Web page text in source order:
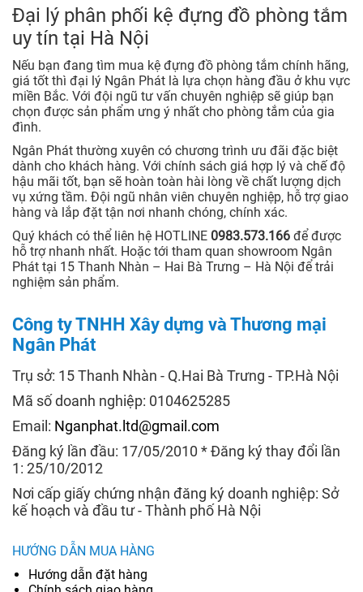
Đại lý phân phối kệ đựng đồ phòng tắm
uy tín tại Hà Nội
Nếu bạn đang tìm mua kệ đựng đồ phòng tắm chính hãng,
giá tốt thì đại lý Ngân Phát là lựa chọn hàng đầu ở khu vực
miền Bắc. Với đội ngũ tư vấn chuyên nghiệp sẽ giúp bạn
chọn được sản phẩm ưng ý nhất cho phòng tắm của gia
đình.
Ngân Phát thường xuyên có chương trình ưu đãi đặc biệt
dành cho khách hàng. Với chính sách giá hợp lý và chế độ
hậu mãi tốt, bạn sẽ hoàn toàn hài lòng về chất lượng dịch
vụ xứng tầm. Đội ngũ nhân viên chuyên nghiệp, hỗ trợ giao
hàng và lắp đặt tận nơi nhanh chóng, chính xác.
Quý khách có thể liên hệ HOTLINE 0983.573.166 để được
hỗ trợ nhanh nhất. Hoặc tới tham quan showroom Ngân
Phát tại 15 Thanh Nhàn – Hai Bà Trưng – Hà Nội để trải
nghiệm sản phẩm.
Công ty TNHH Xây dựng và Thương mại
Ngân Phát
Trụ sở: 15 Thanh Nhàn - Q.Hai Bà Trưng - TP.Hà Nội
Mã số doanh nghiệp: 0104625285
Email: Nganphat.ltd@gmail.com
Đăng ký lần đầu: 17/05/2010 * Đăng ký thay đổi lần
1: 25/10/2012
Nơi cấp giấy chứng nhận đăng ký doanh nghiệp: Sở
kế hoạch và đầu tư - Thành phố Hà Nội
HƯỚNG DẪN MUA HÀNG
Hướng dẫn đặt hàng